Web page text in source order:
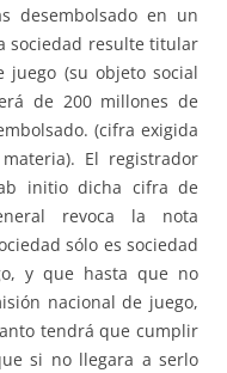
desembolsado en un
sociedad resulte titular
(su objeto social
de 200 millones de
(cifra exigida
El registrador
initio dicha cifra de
revoca la nota
sólo es sociedad
y que hasta que no
nacional de juego,
tendrá que cumplir
si no llegara a serlo